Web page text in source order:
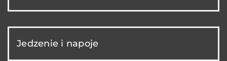
Jedzenie i napoje